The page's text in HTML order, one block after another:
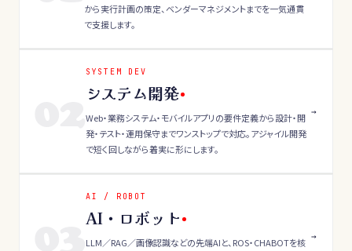
から実行計画の策定、ベンダーマネジメントまでを一気通貫
で支援します。
SYSTEM DEV
システム開発
Web・業務システム・モバイルアプリの要件定義から設計・開
発・テスト・運用保守までワンストップで対応。アジャイル開発
で短く回しながら着実に形にします。
→
AI / ROBOT
AI・ロボット
LLM／RAG／画像認識などの先端AIと、ROS・CHABOTを核 →